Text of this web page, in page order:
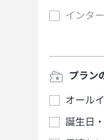
インタ
プラン
オール
誕生日